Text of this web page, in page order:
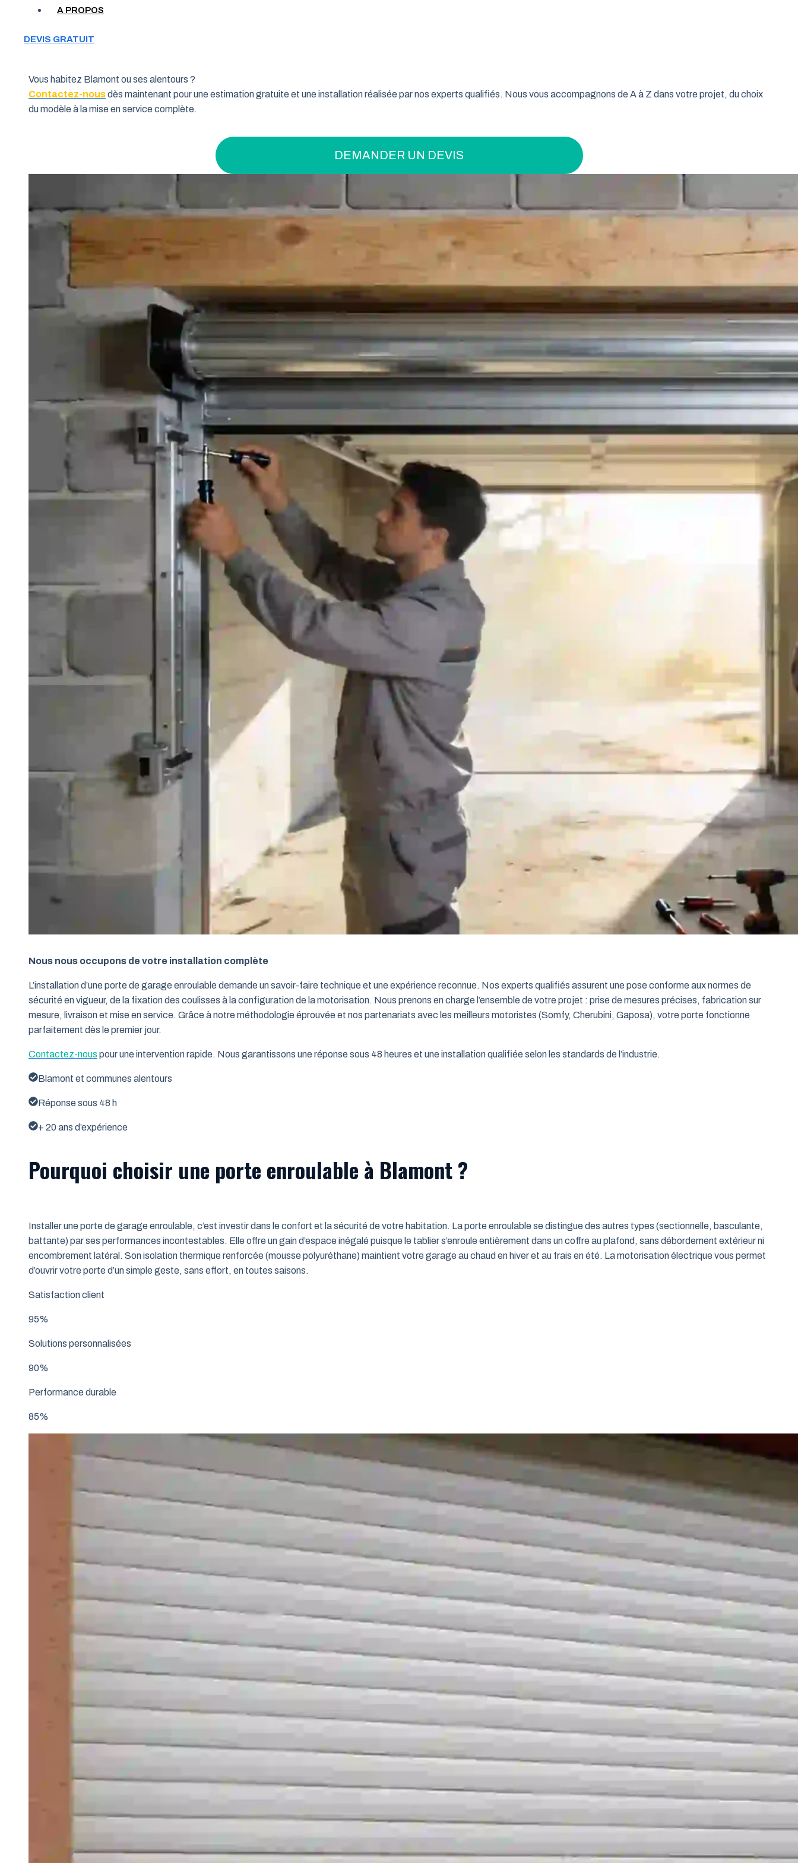
A PROPOS
DEVIS GRATUIT
Votre garage manque de place et vous cherchez une solution pratique pour optimiser votre espace ? La porte de garage enroulable est la réponse idéale pour les propriétaires qui
pourquoi de nombreux habitants de la région Bourgogne-Franche-Comté font confiance à ce type de porte pour sécuriser leur garage tout en gardant un espace maximal à
Vous habitez Blamont ou ses alentours ?
Contactez-nousdès maintenant pour une estimation gratuite et une installation réalisée par nos experts qualifiés. Nous vous accompagnons de A à Z dans votre projet, du choix
du modèle à la mise en service complète.
DEMANDER UN DEVIS
Nous nous occupons de votre installation complète
L’installation d’une porte de garage enroulable demande un savoir-faire technique et une expérience reconnue. Nos experts qualifiés assurent une pose conforme aux normes de
sécurité en vigueur, de la fixation des coulisses à la configuration de la motorisation. Nous prenons en charge l’ensemble de votre projet : prise de mesures précises, fabrication sur
mesure, livraison et mise en service. Grâce à notre méthodologie éprouvée et nos partenariats avec les meilleurs motoristes (Somfy, Cherubini, Gaposa), votre porte fonctionne
parfaitement dès le premier jour.
Contactez-nous pour une intervention rapide. Nous garantissons une réponse sous 48 heures et une installation qualifiée selon les standards de l’industrie.
Blamont et communes alentours
Réponse sous 48 h
+ 20 ans d’expérience
Pourquoi choisir une porte enroulable à Blamont ?
Installer une porte de garage enroulable, c’est investir dans le confort et la sécurité de votre habitation. La porte enroulable se distingue des autres types (sectionnelle, basculante,
battante) par ses performances incontestables. Elle offre un gain d’espace inégalé puisque le tablier s’enroule entièrement dans un coffre au plafond, sans débordement extérieur ni
encombrement latéral. Son isolation thermique renforcée (mousse polyuréthane) maintient votre garage au chaud en hiver et au frais en été. La motorisation électrique vous permet
d’ouvrir votre porte d’un simple geste, sans effort, en toutes saisons.
Satisfaction client
95%
Solutions personnalisées
90%
Performance durable
85%